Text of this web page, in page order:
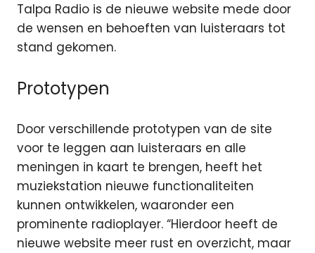
Talpa Radio is de nieuwe website mede door
de wensen en behoeften van luisteraars tot
stand gekomen.
Prototypen
Door verschillende prototypen van de site
voor te leggen aan luisteraars en alle
meningen in kaart te brengen, heeft het
muziekstation nieuwe functionaliteiten
kunnen ontwikkelen, waaronder een
prominente radioplayer. “Hierdoor heeft de
nieuwe website meer rust en overzicht, maar